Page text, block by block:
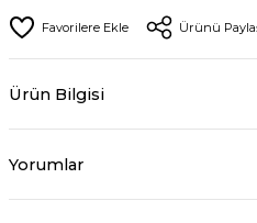
Ürünü
Ürün Bilgisi
Yorumlar